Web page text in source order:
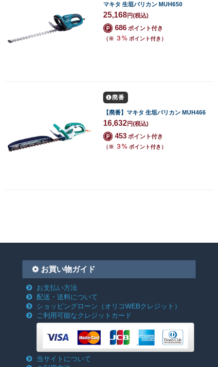
マキタ 生垣バリカン MUH650
25,168円(税込)
686 ポイント付き
（※ ３% ポイント付き）
廃番
【廃番】マキタ 生垣バリカン MUH466
16,632円(税込)
453 ポイント付き
（※ ３% ポイント付き）
お買い物ガイド
お支払い方法
配送・送料について
ショッピングローン （オリコWEBクレジット）
ご利用可能なクレジットカード
当サイトについて